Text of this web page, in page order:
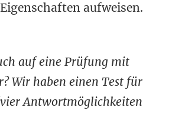
aufweisen.
auf eine Prüfung mit
Wir haben einen Test für
Antwortmöglichkeiten